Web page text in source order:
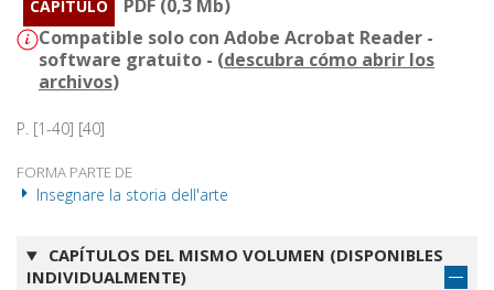
CAPÍTULO
PDF (0,3 Mb)
Compatible solo con Adobe Acrobat Reader -
software gratuito - (descubra cómo abrir los
archivos)
P. [1-40] [40]
FORMA PARTE DE
Insegnare la storia dell'arte
CAPÍTULOS DEL MISMO VOLUMEN (DISPONIBLES
INDIVIDUALMENTE)